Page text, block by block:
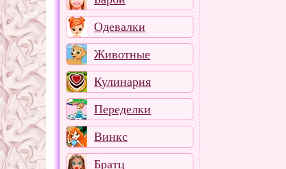
Одевалки
Животные
Кулинария
Переделки
Винкс
Братц